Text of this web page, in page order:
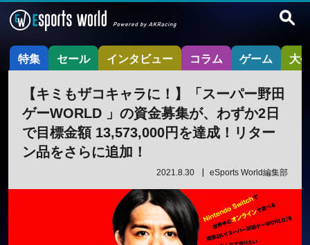
特集 セール インタビュー コラム ゲーム 大
【キミもザコキャラに！】「スーパー野田
ゲーWORLD 」の資金募集が、わずか2日
で目標金額 13,573,000円を達成！リター
ン品をさらに追加！
2021.8.30 eSports World編集部